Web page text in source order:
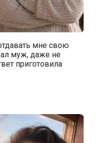
мне свою
муж, даже не
приготовила